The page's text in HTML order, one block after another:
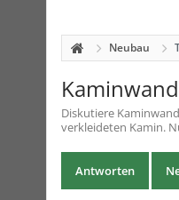
Neubau
Diskutiere
verkleideten Kamin.
Antworten